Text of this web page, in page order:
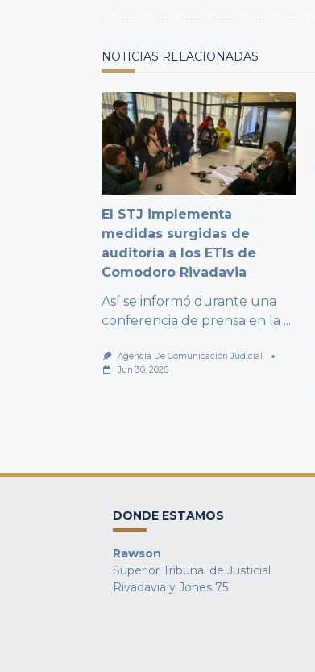
NOTICIAS RELACIONADAS
El STJ implementa
medidas surgidas de
auditoría a los ETIs de
Comodoro Rivadavia
Así se informó durante una
conferencia de prensa en la ...
Agencia De Comunicación Judicial
Jun 30, 2026
DONDE ESTAMOS
Rawson
Superior Tribunal de Justicial
Rivadavia y Jones 75